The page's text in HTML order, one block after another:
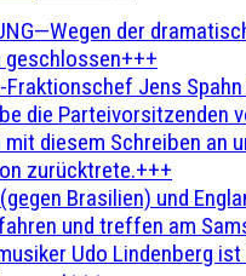
der
geschlossen+++
Fraktionschef Jens
die Parteivorsitzenden
diesem Schreiben an
zurücktrete.+++
Brasilien) und
und treffen am
Udo Lindenberg